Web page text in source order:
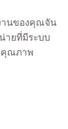
านของคุณจัน
ายที่มีระบบ
คุณภาพ